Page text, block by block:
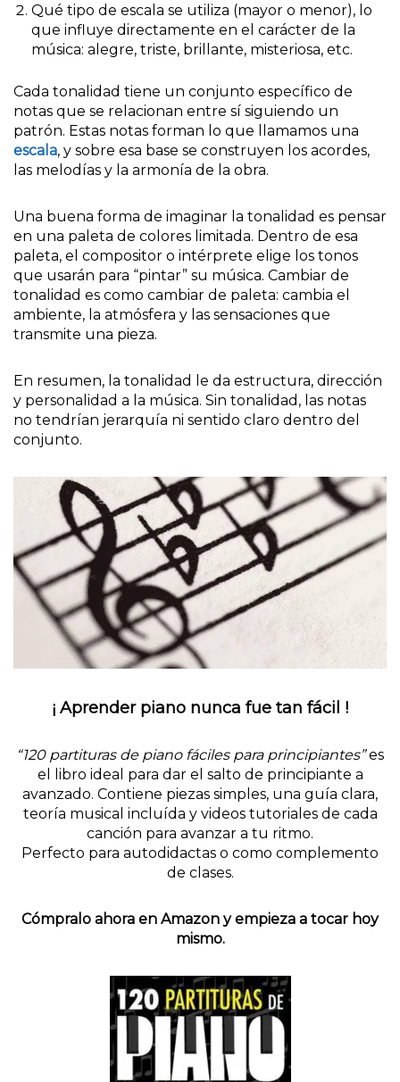
Qué tipo de escala se utiliza (mayor o menor), lo
que influye directamente en el carácter de la
música: alegre, triste, brillante, misteriosa, etc.
Cada tonalidad tiene un conjunto específico de
notas que se relacionan entre sí siguiendo un
patrón. Estas notas forman lo que llamamos una
escala, y sobre esa base se construyen los acordes,
las melodías y la armonía de la obra.
Una buena forma de imaginar la tonalidad es pensar
en una paleta de colores limitada. Dentro de esa
paleta, el compositor o intérprete elige los tonos
que usarán para “pintar” su música. Cambiar de
tonalidad es como cambiar de paleta: cambia el
ambiente, la atmósfera y las sensaciones que
transmite una pieza.
En resumen, la tonalidad le da estructura, dirección
y personalidad a la música. Sin tonalidad, las notas
no tendrían jerarquía ni sentido claro dentro del
conjunto.
¡ Aprender piano nunca fue tan fácil !
“120 partituras de piano fáciles para principiantes”es
el libro ideal para dar el salto de principiante a
avanzado. Contiene piezas simples, una guía clara,
teoría musical incluída y videos tutoriales de cada
canción para avanzar a tu ritmo.
Perfecto para autodidactas o como complemento
de clases.
Cómpralo ahora en Amazon y empieza a tocar hoy
mismo.